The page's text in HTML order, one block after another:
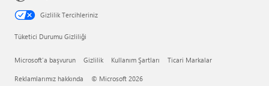
Gizlilik Tercihleriniz
Tüketici Durumu Gizliliği
Microsoft'a başvurun Gizlilik Kullanım Şartları Ticari Markalar
Reklamlarımız hakkında © Microsoft 2026